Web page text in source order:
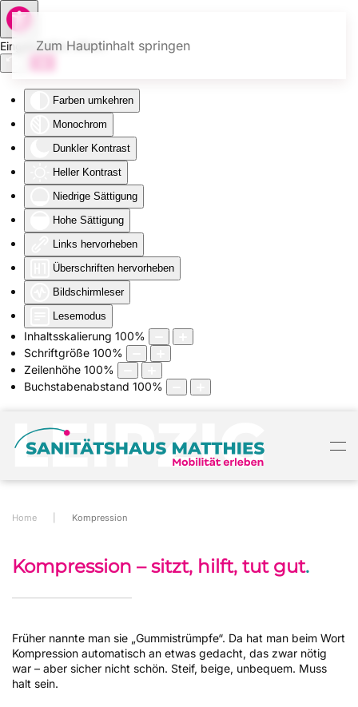
Eingabehilfen öffnen
Farben umkehren
Monochrom
Dunkler Kontrast
Heller Kontrast
Niedrige Sättigung
Hohe Sättigung
Links hervorheben
Überschriften hervorheben
Bildschirmleser
Lesemodus
Inhaltsskalierung 100%
Schriftgröße 100%
Zeilenhöhe 100%
Buchstabenabstand 100%
Zum Hauptinhalt springen
Home Kompression
Kompression – sitzt, hilft, tut gut.
Früher nannte man sie „Gummistrümpfe“. Da hat man beim Wort
Kompression automatisch an etwas gedacht, das zwar nötig
war – aber sicher nicht schön. Steif, beige, unbequem. Muss
halt sein.